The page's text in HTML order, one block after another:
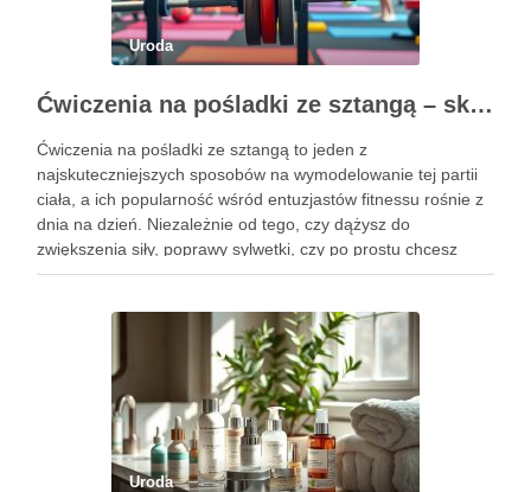
Uroda
Ćwiczenia na pośladki ze sztangą – skuteczne metody i techniki treningowe
Ćwiczenia na pośladki ze sztangą to jeden z
najskuteczniejszych sposobów na wymodelowanie tej partii
ciała, a ich popularność wśród entuzjastów fitnessu rośnie z
dnia na dzień. Niezależnie od tego, czy dążysz do
zwiększenia siły, poprawy sylwetki, czy po prostu chcesz
poczuć się lepiej w swoim ciele, odpowiednio dobrane
Uroda